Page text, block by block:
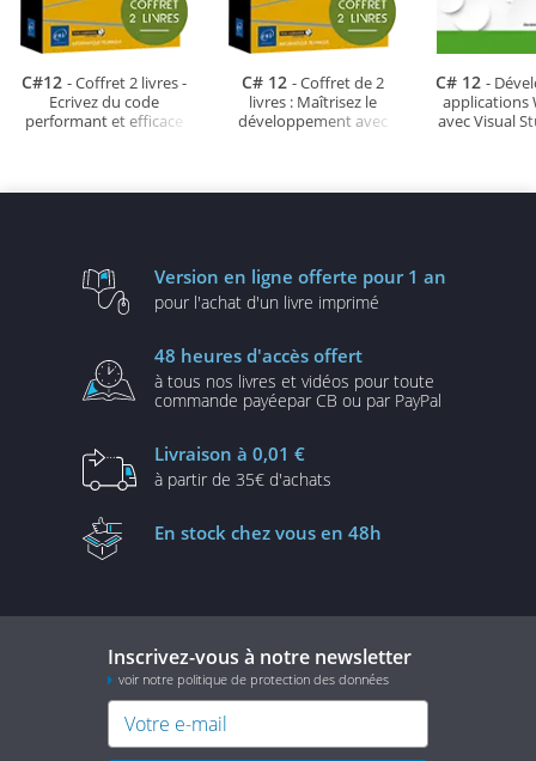
C#12 - Coffret 2 livres -
Ecrivez du code
performant et efficace
C# 12 - Coffret de 2
livres : Maîtrisez le
développement avec
C# 12 -
applications
avec Visual
Version en ligne offerte pour 1 an
pour l'achat d'un livre imprimé
48 heures d'accès offert
à tous nos livres et vidéos pour toute
commande payéepar CB ou par PayPal
Livraison à 0,01 €
à partir de 35€ d'achats
En stock chez vous en 48h
Inscrivez-vous à notre newsletter
voir notre politique de protection des données